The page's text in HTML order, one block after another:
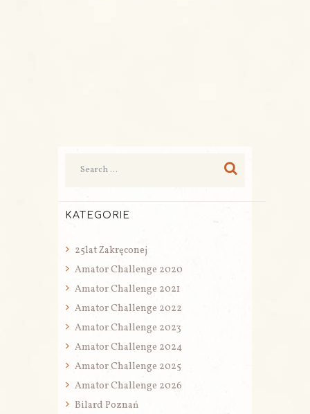
KATEGORIE
25lat Zakręconej
Amator Challenge 2020
Amator Challenge 2021
Amator Challenge 2022
Amator Challenge 2023
Amator Challenge 2024
Amator Challenge 2025
Amator Challenge 2026
Bilard Poznań